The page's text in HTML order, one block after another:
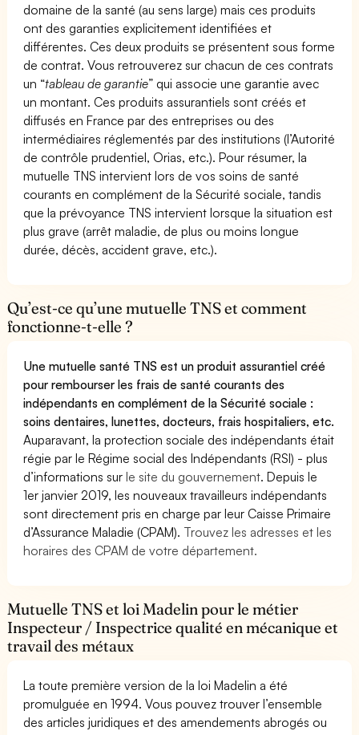
domaine de la santé (au sens large) mais ces produits
ont des garanties explicitement identifiées et
différentes. Ces deux produits se présentent sous forme
de contrat. Vous retrouverez sur chacun de ces contrats
un “tableau de garantie” qui associe une garantie avec
un montant. Ces produits assurantiels sont créés et
diffusés en France par des entreprises ou des
intermédiaires réglementés par des institutions (l’Autorité
de contrôle prudentiel, Orias, etc.). Pour résumer, la
mutuelle TNS intervient lors de vos soins de santé
courants en complément de la Sécurité sociale, tandis
que la prévoyance TNS intervient lorsque la situation est
plus grave (arrêt maladie, de plus ou moins longue
durée, décès, accident grave, etc.).
Qu’est-ce qu’une mutuelle TNS et comment
fonctionne-t-elle ?
Une mutuelle santé TNS est un produit assurantiel créé
pour rembourser les frais de santé courants des
indépendants en complément de la Sécurité sociale :
soins dentaires, lunettes, docteurs, frais hospitaliers, etc.
Auparavant, la protection sociale des indépendants était
régie par le Régime social des Indépendants (RSI) - plus
d’informations surle site du gouvernement. Depuis le
1er janvier 2019, les nouveaux travailleurs indépendants
sont directement pris en charge par leur Caisse Primaire
d’Assurance Maladie (CPAM). Trouvez les adresses et les
horaires des CPAM de votre département.
Mutuelle TNS et loi Madelin pour le métier
Inspecteur / Inspectrice qualité en mécanique et
travail des métaux
La toute première version de la loi Madelin a été
promulguée en 1994. Vous pouvez trouver l’ensemble
des articles juridiques et des amendements abrogés ou